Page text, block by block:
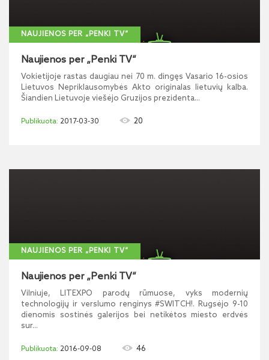
NAUJIENOS PER „PENKI TV“
Naujienos per „Penki TV“
Vokietijoje rastas daugiau nei 70 m. dingęs Vasario 16-osios
Lietuvos Nepriklausomybės Akto originalas lietuvių kalba.
Šiandien Lietuvoje viešėjo Gruzijos prezidenta...
2017-03-30 20
NAUJIENOS PER „PENKI TV“
Naujienos per „Penki TV“
Vilniuje, LITEXPO parodų rūmuose, vyks modernių
technologijų ir verslumo renginys #SWITCH!. Rugsėjo 9-10
dienomis sostinės galerijos bei netikėtos miesto erdvės
sur...
2016-09-08 46